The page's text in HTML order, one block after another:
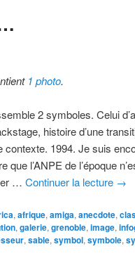
1 photo.
2 symboles. Celui
histoire d’une
contexte. 1994. Je suis
que l’ANPE de l’époque
…Continuer la lecture →
, afrique, amiga, anecdote,
, galerie, grenoble, image,
, sable, symbol, symbole,